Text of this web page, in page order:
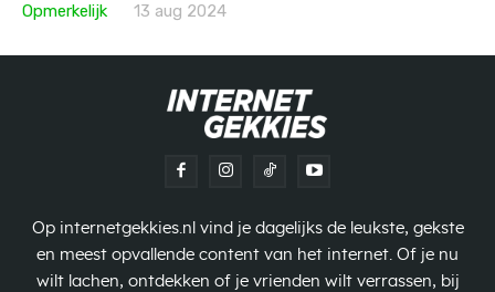
Opmerkelijk
13 aug 2024
Op internetgekkies.nl vind je dagelijks de leukste, gekste
en meest opvallende content van het internet. Of je nu
wilt lachen, ontdekken of je vrienden wilt verrassen, bij